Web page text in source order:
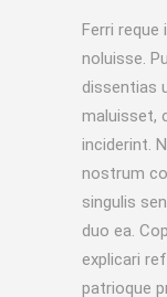
Ferri reque
noluisse.
dissentias
maluisset,
inciderint.
nostrum
singulis
duo ea.
explicari
patrioque